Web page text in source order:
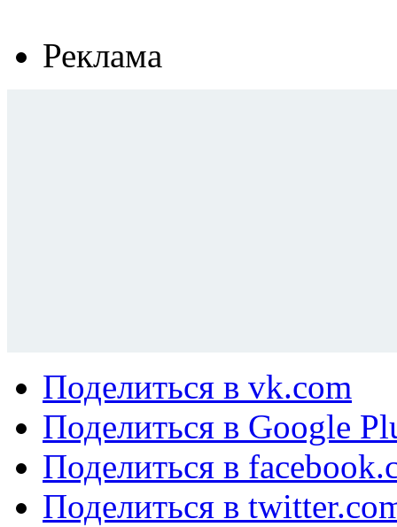
Реклама
Поделиться в vk.com
Поделиться в Google
Поделиться в
Поделиться в